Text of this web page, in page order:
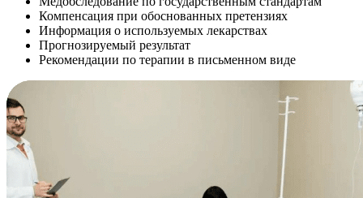
Компенсация при обоснованных претензиях
Информация о используемых лекарствах
Прогнозируемый результат
Рекомендации по терапии в письменном виде